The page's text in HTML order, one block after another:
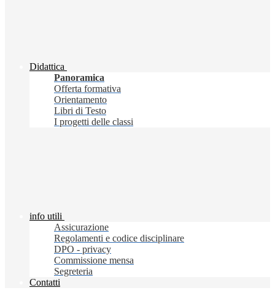
Didattica
Panoramica
Offerta formativa
Orientamento
Libri di Testo
I progetti delle classi
info utili
Assicurazione
Regolamenti e codice disciplinare
DPO - privacy
Commissione mensa
Segreteria
Contatti